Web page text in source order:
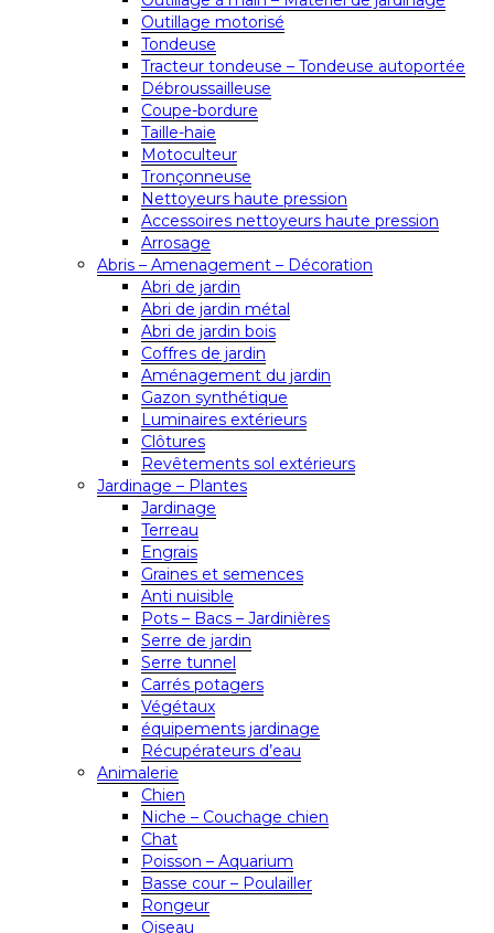
Outillage motorisé
Tondeuse
Tracteur tondeuse – Tondeuse autoportée
Débroussailleuse
Coupe-bordure
Taille-haie
Motoculteur
Tronçonneuse
Nettoyeurs haute pression
Accessoires nettoyeurs haute pression
Arrosage
Abris – Amenagement – Décoration
Abri de jardin
Abri de jardin métal
Abri de jardin bois
Coffres de jardin
Aménagement du jardin
Gazon synthétique
Luminaires extérieurs
Clôtures
Revêtements sol extérieurs
Jardinage – Plantes
Jardinage
Terreau
Engrais
Graines et semences
Anti nuisible
Pots – Bacs – Jardinières
Serre de jardin
Serre tunnel
Carrés potagers
Végétaux
équipements jardinage
Récupérateurs d’eau
Animalerie
Chien
Niche – Couchage chien
Chat
Poisson – Aquarium
Basse cour – Poulailler
Rongeur
Oiseau